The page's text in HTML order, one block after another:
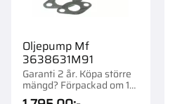
Oljepump Mf
3638631M91
Garanti 2 år. Köpa större
mängd? Förpackad om 1
st.